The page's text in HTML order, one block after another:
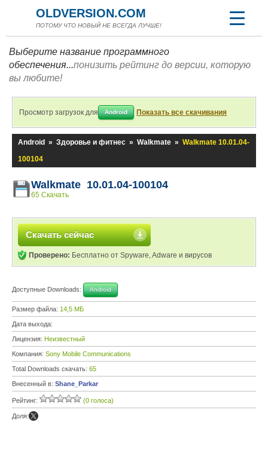
OLDVERSION.COM
ПОТОМУ ЧТО НОВЫЙ НЕ ВСЕГДА ЛУЧШЕ!
Выберите название программного
обеспечения...понизить рейтинг до версии, которую
вы любите!
Просмотр загрузок для Android Показать все скачивания
Android » Здоровье и фитнес » Walkmate » Walkmate 10.01.04-
100104
Walkmate 10.01.04-100104
65 Скачать
Скачать сейчас
Проверено: Бесплатно от Spyware, Adware и вирусов
Доступные Downloads: Android
Размер файла: 14,5 МБ
Дата выхода:
Лицензия: Неизвестный
Компания: Sony Mobile Communications
Total Downloads скачать: 65
Внесенный в: Shane_Parkar
Рейтинг: (0 голоса)
Доля: